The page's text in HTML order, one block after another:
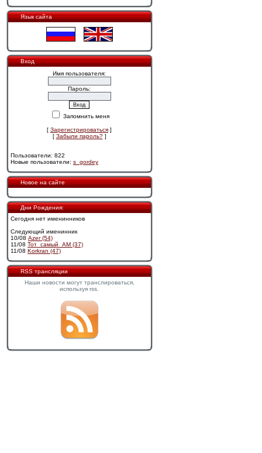
Язык сайта
Вход
Имя пользователя:
Пароль:
Запомнить меня
[ Зарегистрироваться ]
[ Забыли пароль?]
Пользователи: 822
Новые пользователи: s_gordey
Новое на сайте
Дни Рождения:
Сегодня нет именинников
Следующий именинник
10/08 Azer (54)
11/08 Тот_самый_АМ (37)
11/08 Korkran (47)
RSS трансляции
Наши новости могут транслироваться,
используя rss.